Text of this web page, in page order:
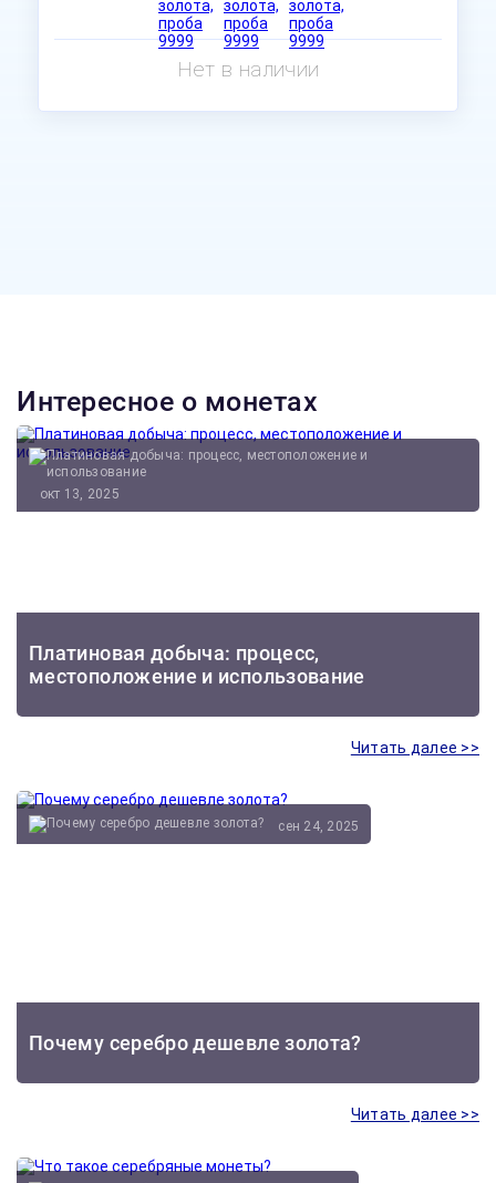
Нет в наличии
Интересное о монетах
Платиновая добыча: процесс,
местоположение и использование
окт 13, 2025
Читать далее >>
Почему серебро дешевле золота?
сен 24, 2025
Читать далее >>